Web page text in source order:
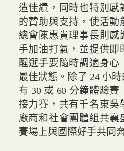
造佳績，同時也特別感
的贊助與支持，使活動
總會陳惠貴理事長則感
手加油打氣，並提供即
醒選手要隨時調適身心
最佳狀態。除了 24 小
有 30 或 60 分鐘體驗賽
接力賽，共有千名東吳
廠商和社會團體組共襄
賽場上與國際好手共同